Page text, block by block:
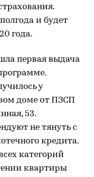
и будет
года.
первая выдача
у
доме от ПЗСП
53.
не тянуть с
кредита.
категорий
квартиры